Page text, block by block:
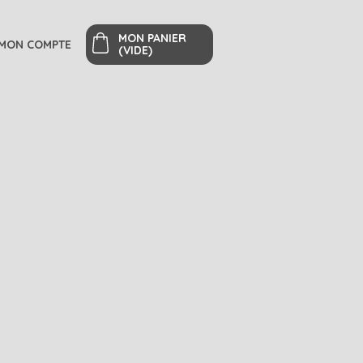
COMPTE
MON PANIER
(VIDE)